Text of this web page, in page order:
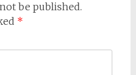
be published.
*